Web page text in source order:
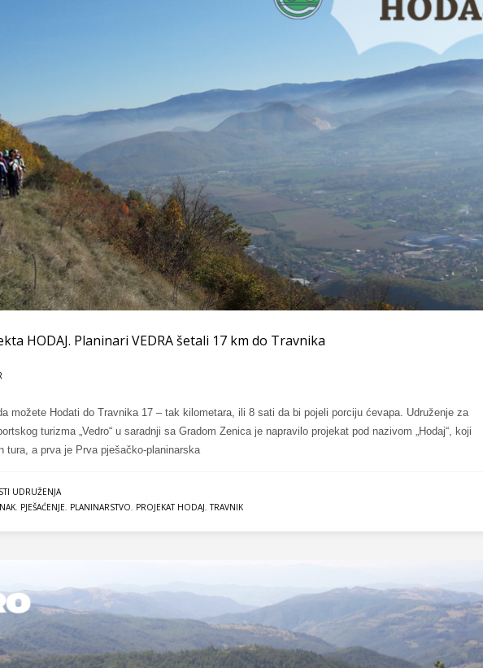
HODAJ. Planinari VEDRA šetali 17 km do Travnika
možete Hodati do Travnika 17 – tak kilometara, ili 8 sati da bi pojeli porciju ćevapa. Udruženje za
turizma „Vedro“ u saradnji sa Gradom Zenica je napravilo projekat pod nazivom „Hodaj“, koji
tura, a prva je Prva pješačko-planinarska
UDRUŽENJA
, PJEŠAĆENJE, PLANINARSTVO, PROJEKAT HODAJ,TRAVNIK